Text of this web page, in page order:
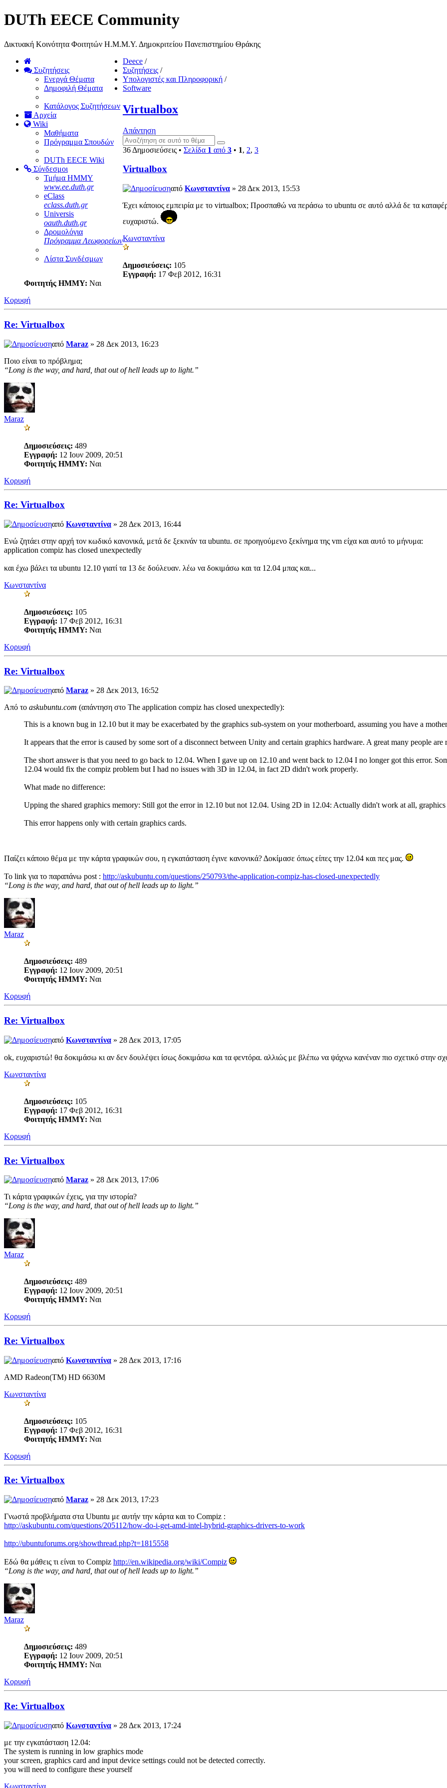
DUTh EECE Community
Δικτυακή Κοινότητα Φοιτητών Η.Μ.Μ.Υ. Δημοκριτείου Πανεπιστημίου Θράκης
Συζητήσεις
Ενεργά Θέματα
Δημοφιλή Θέματα
Κατάλογος Συζητήσεων
Αρχεία
Wiki
Μαθήματα
Πρόγραμμα Σπουδών
DUTh EECE Wiki
Σύνδεσμοι
Τμήμα ΗΜΜΥ
www.ee.duth.gr
eClass
eclass.duth.gr
Universis
oauth.duth.gr
Δρομολόγια
Πρόγραμμα Λεωφορείων
Λίστα Συνδέσμων
Deece /
Συζητήσεις /
Υπολογιστές και Πληροφορική /
Software
Virtualbox
Απάντηση
36 Δημοσιεύσεις • Σελίδα 1 από 3 • 1, 2, 3
Virtualbox
από Κωνσταντίνα » 28 Δεκ 2013, 15:53
Έχει κάποιος εμπειρία με το virtualbox; Προσπαθώ να περάσω το ubuntu σε αυτό αλλά δε τα
ευχαριστώ.
Κωνσταντίνα
Δημοσιεύσεις: 105
Εγγραφή: 17 Φεβ 2012, 16:31
Φοιτητής ΗΜΜΥ: Ναι
Κορυφή
Re: Virtualbox
από Maraz » 28 Δεκ 2013, 16:23
Ποιο είναι το πρόβλημα;
“Long is the way, and hard, that out of hell leads up to light.”
Maraz
Δημοσιεύσεις: 489
Εγγραφή: 12 Ιουν 2009, 20:51
Φοιτητής ΗΜΜΥ: Ναι
Κορυφή
Re: Virtualbox
από Κωνσταντίνα » 28 Δεκ 2013, 16:44
Ενώ ζητάει στην αρχή τον κωδικό κανονικά, μετά δε ξεκινάν τα ubuntu. σε προηγούμενο ξεκίνημα της vm είχα και αυτό το μήνυμα:
application compiz has closed unexpectedly
και έχω βάλει τα ubuntu 12.10 γιατί τα 13 δε δούλευαν. λέω να δοκιμάσω και τα 12.04 μπας και...
Κωνσταντίνα
Δημοσιεύσεις: 105
Εγγραφή: 17 Φεβ 2012, 16:31
Φοιτητής ΗΜΜΥ: Ναι
Κορυφή
Re: Virtualbox
από Maraz » 28 Δεκ 2013, 16:52
Από το askubuntu.com (απάντηση στο The application compiz has closed unexpectedly):
This is a known bug in 12.10 but it may be exacerbated by the graphics sub-system on your motherboard, assuming you have a
It appears that the error is caused by some sort of a disconnect between Unity and certain graphics hardware. A great many people
The short answer is that you need to go back to 12.04. When I gave up on 12.10 and went back to 12.04 I no longer got this error.
12.04 would fix the compiz problem but I had no issues with 3D in 12.04, in fact 2D didn't work properly.
What made no difference:
Upping the shared graphics memory: Still got the error in 12.10 but not 12.04. Using 2D in 12.04: Actually didn't work at all,
This error happens only with certain graphics cards.
Παίζει κάποιο θέμα με την κάρτα γραφικών σου, η εγκατάσταση έγινε κανονικά? Δοκίμασε όπως είπες την 12.04 και πες μας.
To link για το παραπάνω post : http://askubuntu.com/questions/250793/the-application-compiz-has-closed-unexpectedly
“Long is the way, and hard, that out of hell leads up to light.”
Maraz
Δημοσιεύσεις: 489
Εγγραφή: 12 Ιουν 2009, 20:51
Φοιτητής ΗΜΜΥ: Ναι
Κορυφή
Re: Virtualbox
από Κωνσταντίνα » 28 Δεκ 2013, 17:05
ok, ευχαριστώ! θα δοκιμάσω κι αν δεν δουλέψει ίσως δοκιμάσω και τα φεντόρα. αλλιώς με βλέπω να ψάχνω κανέναν πιο σχετικό στην
Κωνσταντίνα
Δημοσιεύσεις: 105
Εγγραφή: 17 Φεβ 2012, 16:31
Φοιτητής ΗΜΜΥ: Ναι
Κορυφή
Re: Virtualbox
από Maraz » 28 Δεκ 2013, 17:06
Τι κάρτα γραφικών έχεις, για την ιστορία?
“Long is the way, and hard, that out of hell leads up to light.”
Maraz
Δημοσιεύσεις: 489
Εγγραφή: 12 Ιουν 2009, 20:51
Φοιτητής ΗΜΜΥ: Ναι
Κορυφή
Re: Virtualbox
από Κωνσταντίνα » 28 Δεκ 2013, 17:16
AMD Radeon(TM) HD 6630M
Κωνσταντίνα
Δημοσιεύσεις: 105
Εγγραφή: 17 Φεβ 2012, 16:31
Φοιτητής ΗΜΜΥ: Ναι
Κορυφή
Re: Virtualbox
από Maraz » 28 Δεκ 2013, 17:23
Γνωστά προβλήματα στα Ubuntu με αυτήν την κάρτα και το Compiz :
http://askubuntu.com/questions/205112/how-do-i-get-amd-intel-hybrid-graphics-drivers-to-work
http://ubuntuforums.org/showthread.php?t=1815558
Εδώ θα μάθεις τι είναι το Compiz http://en.wikipedia.org/wiki/Compiz
“Long is the way, and hard, that out of hell leads up to light.”
Maraz
Δημοσιεύσεις: 489
Εγγραφή: 12 Ιουν 2009, 20:51
Φοιτητής ΗΜΜΥ: Ναι
Κορυφή
Re: Virtualbox
από Κωνσταντίνα » 28 Δεκ 2013, 17:24
με την εγκατάσταση 12.04:
The system is running in low graphics mode
your screen, graphics card and input device settings could not be detected correctly.
you will need to configure these yourself
Κωνσταντίνα